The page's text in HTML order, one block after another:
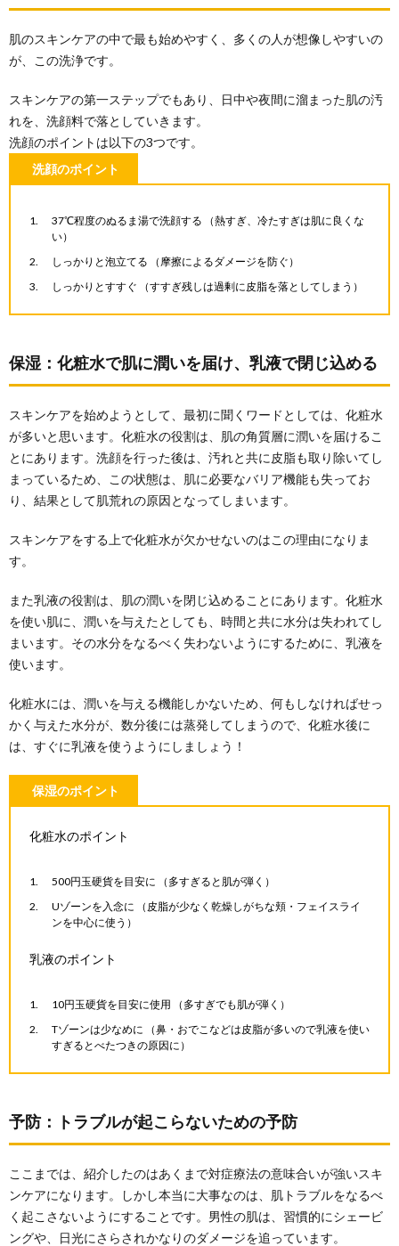
肌のスキンケアの中で最も始めやすく、多くの人が想像しやすいの
が、この洗浄です。
スキンケアの第一ステップでもあり、日中や夜間に溜まった肌の汚
れを、洗顔料で落としていきます。
洗顔のポイントは以下の3つです。
洗顔のポイント
37℃程度のぬるま湯で洗顔する （熱すぎ、冷たすぎは肌に良くな
い）
しっかりと泡立てる （摩擦によるダメージを防ぐ）
しっかりとすすぐ （すすぎ残しは過剰に皮脂を落としてしまう）
保湿：化粧水で肌に潤いを届け、乳液で閉じ込める
スキンケアを始めようとして、最初に聞くワードとしては、化粧水
が多いと思います。化粧水の役割は、肌の角質層に潤いを届けるこ
とにあります。洗顔を行った後は、汚れと共に皮脂も取り除いてし
まっているため、この状態は、肌に必要なバリア機能も失ってお
り、結果として肌荒れの原因となってしまいます。
スキンケアをする上で化粧水が欠かせないのはこの理由になりま
す。
また乳液の役割は、肌の潤いを閉じ込めることにあります。化粧水
を使い肌に、潤いを与えたとしても、時間と共に水分は失われてし
まいます。その水分をなるべく失わないようにするために、乳液を
使います。
化粧水には、潤いを与える機能しかないため、何もしなければせっ
かく与えた水分が、数分後には蒸発してしまうので、化粧水後に
は、すぐに乳液を使うようにしましょう！
保湿のポイント
化粧水のポイント
500円玉硬貨を目安に （多すぎると肌が弾く）
Uゾーンを入念に （皮脂が少なく乾燥しがちな頬・フェイスライ
ンを中心に使う）
乳液のポイント
10円玉硬貨を目安に使用 （多すぎでも肌が弾く）
Tゾーンは少なめに （鼻・おでこなどは皮脂が多いので乳液を使い
すぎるとべたつきの原因に）
予防：トラブルが起こらないための予防
ここまでは、紹介したのはあくまで対症療法の意味合いが強いスキ
ンケアになります。しかし本当に大事なのは、肌トラブルをなるべ
く起こさないようにすることです。男性の肌は、習慣的にシェービ
ングや、日光にさらされかなりのダメージを追っています。